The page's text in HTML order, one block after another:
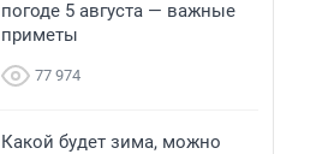
погоде 5 августа — важные
приметы
77 974
Какой будет зима, можно